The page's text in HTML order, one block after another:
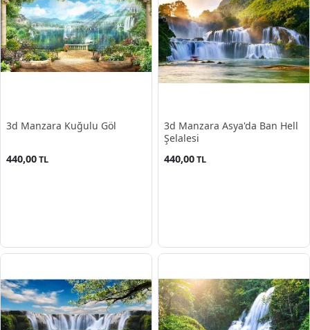
3d Manzara Kuğulu Göl
440,00TL
3d Manzara Asya'da Ban Hell
Şelalesi
440,00TL